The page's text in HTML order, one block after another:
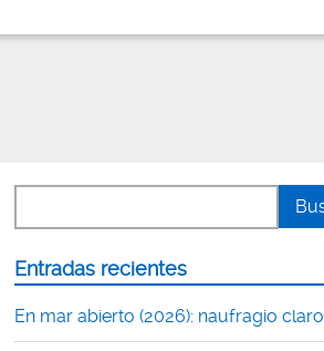
Entradas recientes
En mar abierto (2026): naufragio claro